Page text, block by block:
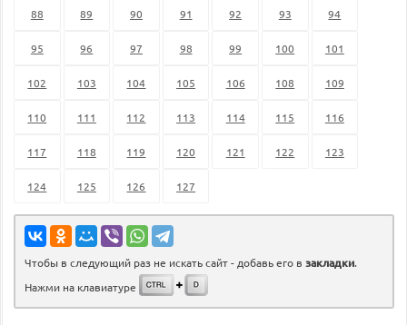
88 89 90 91 92 93 94
95 96 97 98 99 100 101
102 103 104 105 106 108 109
110 111 112 113 114 115 116
117 118 119 120 121 122 123
124 125 126 127
Чтобы в следующий раз не искать сайт - добавь его в закладки.
Нажми на клавиатуре